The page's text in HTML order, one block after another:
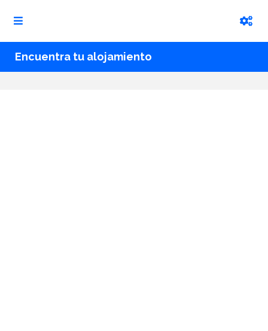
Encuentra tu alojamiento